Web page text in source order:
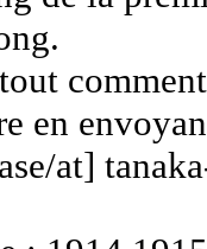
en
at]